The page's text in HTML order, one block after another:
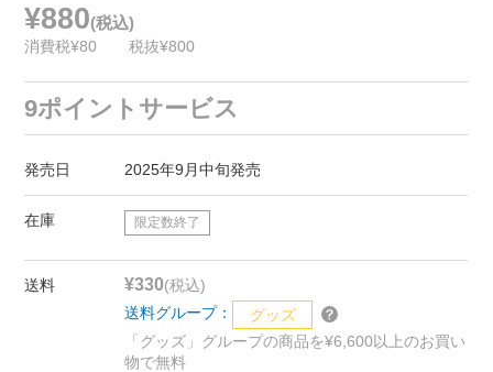
¥880(税込)
消費税¥80 税抜¥800
9ポイントサービス
発売日 2025年9月中旬発売
在庫 限定数終了
送料 ¥330(税込)
送料グループ：
グッズ
「グッズ」グループの商品を¥6,600以上のお買い
物で無料